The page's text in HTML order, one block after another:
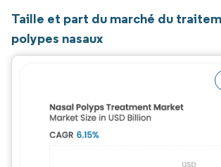
Taille et part du marché du
polypes nasaux